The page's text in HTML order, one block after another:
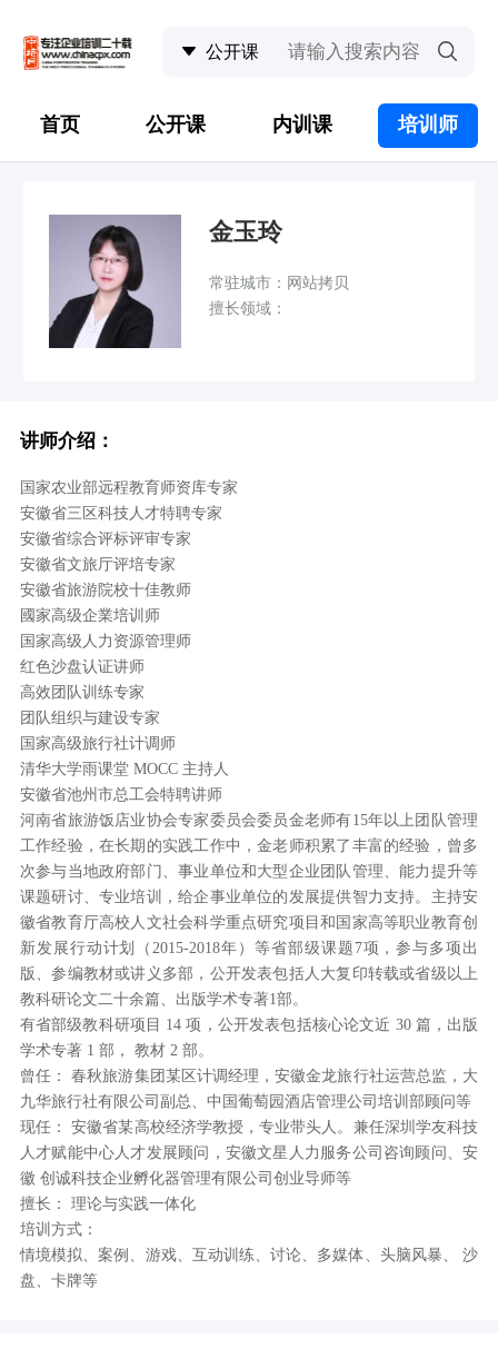
首页 公开课 内训课 培训师
金玉玲
常驻城市：网站拷贝
擅长领域：
讲师介绍：
国家农业部远程教育师资库专家
安徽省三区科技人才特聘专家
安徽省综合评标评审专家
安徽省文旅厅评培专家
安徽省旅游院校十佳教师
國家高级企業培训师
国家高级人力资源管理师
红色沙盘认证讲师
高效团队训练专家
团队组织与建设专家
国家高级旅行社计调师
清华大学雨课堂 MOCC 主持人
安徽省池州市总工会特聘讲师
河南省旅游饭店业协会专家委员会委员金老师有15年以上团队管理
工作经验，在长期的实践工作中，金老师积累了丰富的经验，曾多
次参与当地政府部门、事业单位和大型企业团队管理、能力提升等
课题研讨、专业培训，给企事业单位的发展提供智力支持。主持安
徽省教育厅高校人文社会科学重点研究项目和国家高等职业教育创
新发展行动计划（2015-2018年）等省部级课题7项，参与多项出
版、参编教材或讲义多部，公开发表包括人大复印转载或省级以上
教科研论文二十余篇、出版学术专著1部。
有省部级教科研项目 14 项，公开发表包括核心论文近 30 篇，出版
学术专著 1 部， 教材 2 部。
曾任： 春秋旅游集团某区计调经理，安徽金龙旅行社运营总监，大
九华旅行社有限公司副总、中国葡萄园酒店管理公司培训部顾问等
现任： 安徽省某高校经济学教授，专业带头人。兼任深圳学友科技
人才赋能中心人才发展顾问，安徽文星人力服务公司咨询顾问、安
徽 创诚科技企业孵化器管理有限公司创业导师等
擅长： 理论与实践一体化
培训方式：
情境模拟、案例、游戏、互动训练、讨论、多媒体、头脑风暴、 沙
盘、卡牌等